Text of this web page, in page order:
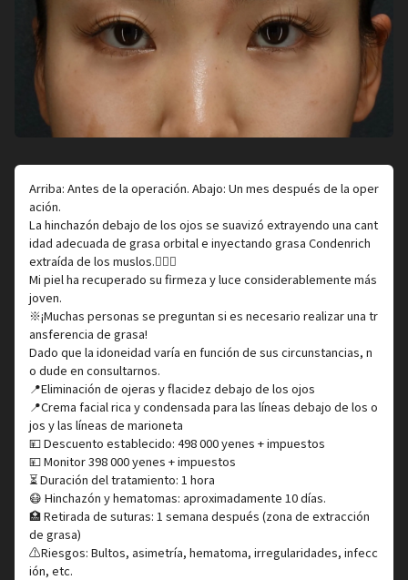
Arriba: Antes de la operación. Abajo: Un mes después de la oper
ación.
La hinchazón debajo de los ojos se suavizó extrayendo una cant
idad adecuada de grasa orbital e inyectando grasa Condenrich
extraída de los muslos.👨🏻‍⚕️
Mi piel ha recuperado su firmeza y luce considerablemente más
joven.
※¡Muchas personas se preguntan si es necesario realizar una tr
ansferencia de grasa!
Dado que la idoneidad varía en función de sus circunstancias, n
o dude en consultarnos.
📍Eliminación de ojeras y flacidez debajo de los ojos
📍Crema facial rica y condensada para las líneas debajo de los o
jos y las líneas de marioneta
💴 Descuento establecido: 498 000 yenes + impuestos
💴 Monitor 398 000 yenes + impuestos
⏳ Duración del tratamiento: 1 hora
😷 Hinchazón y hematomas: aproximadamente 10 días.
🏥 Retirada de suturas: 1 semana después (zona de extracción
de grasa)
⚠️Riesgos: Bultos, asimetría, hematoma, irregularidades, infecc
ión, etc.